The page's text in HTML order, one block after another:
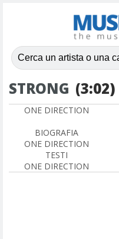
STRONG (3:02)
ONE DIRECTION
BIOGRAFIA
ONE DIRECTION
TESTI
ONE DIRECTION